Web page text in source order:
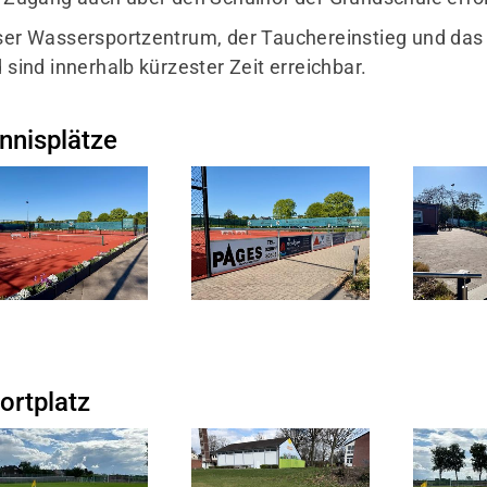
Wassersportzentrum, der Tauchereinstieg und
sind innerhalb kürzester Zeit erreichbar.
Mitglieder-Service
Alles zur Mitgliedschaft
Termine
Fragen & Antworten